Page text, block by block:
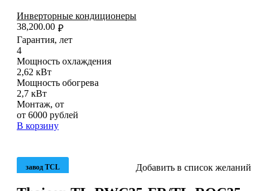
Инверторные кондиционеры
₽
38,200.00
Гарантия, лет
4
Мощность охлаждения
2,62 кВт
Мощность обогрева
2,7 кВт
Монтаж, от
от 6000 рублей
В корзину
завод TCL Добавить в список желаний